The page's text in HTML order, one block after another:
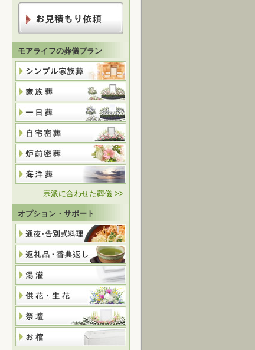
モアライフの葬儀プラン
宗派に合わせた葬儀 >>
オプション・サポート